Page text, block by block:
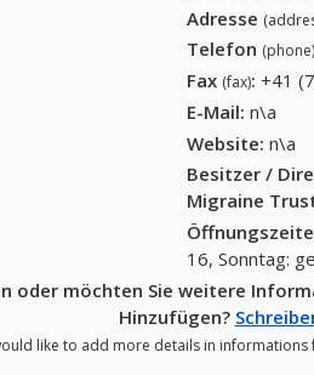
Adresse
Telefon (phone)
Fax (fax): +41
E-Mail: n\a
Website: n\a
Besitzer /
Migraine
16, Sonntag:
oder möchten Sie weitere
Hinzufügen?
like to add more details in informations